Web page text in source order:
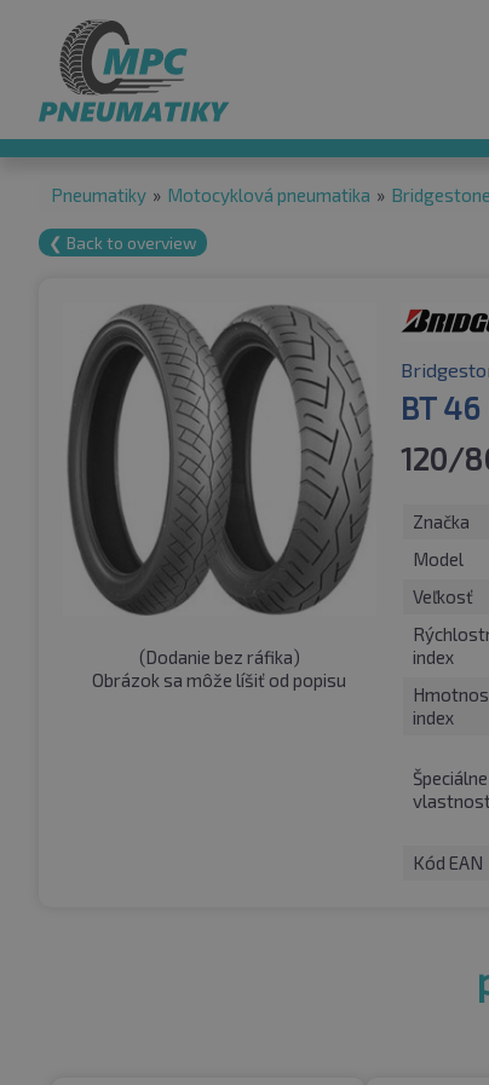
Pneumatiky » Motocyklová pneumatika » Bridgestone
❮ Back to overview
(Dodanie bez ráfika)
Obrázok sa môže líšiť od popisu
BT 46
120/
Značka
Model
Veľkosť
index
index
Špeciálne
Kód EAN